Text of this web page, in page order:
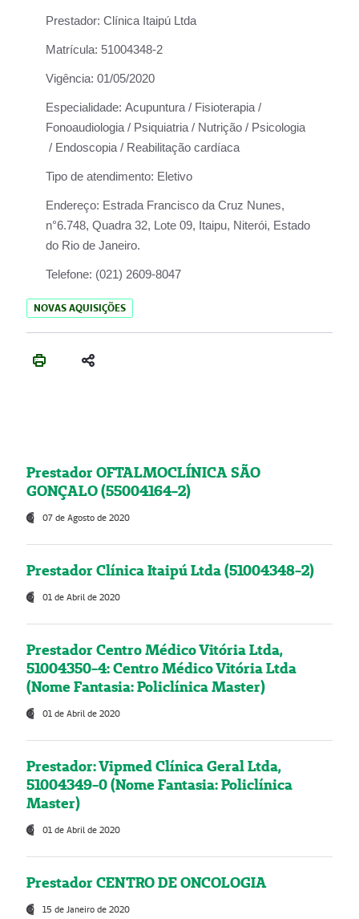
Prestador: Clínica Itaipú Ltda
Matrícula: 51004348-2
Vigência: 01/05/2020
Especialidade: Acupuntura / Fisioterapia /
Fonoaudiologia / Psiquiatria / Nutrição / Psicologia
/ Endoscopia / Reabilitação cardíaca
Tipo de atendimento: Eletivo
Endereço: Estrada Francisco da Cruz Nunes,
n°6.748, Quadra 32, Lote 09, Itaipu, Niterói, Estado
do Rio de Janeiro.
Telefone: (021) 2609-8047
NOVAS AQUISIÇÕES
Prestador OFTALMOCLÍNICA SÃO
GONÇALO (55004164-2)
07 de Agosto de 2020
Prestador Clínica Itaipú Ltda (51004348-2)
01 de Abril de 2020
Prestador Centro Médico Vitória Ltda,
51004350-4: Centro Médico Vitória Ltda
(Nome Fantasia: Policlínica Master)
01 de Abril de 2020
Prestador: Vipmed Clínica Geral Ltda,
51004349-0 (Nome Fantasia: Policlínica
Master)
01 de Abril de 2020
Prestador CENTRO DE ONCOLOGIA
15 de Janeiro de 2020